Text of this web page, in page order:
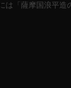
は「薩摩国浪平造